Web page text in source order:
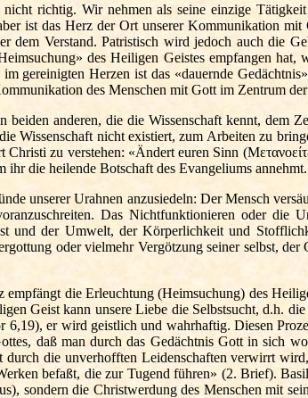
richtig. Wir nehmen als seine einzige
ist das Herz der Ort unserer Kommunikation
Verstand. Patristisch wird jedoch auch die
des Heiligen Geistes empfangen hat,
gereinigten Herzen ist das «dauernde
des Menschen mit Gott im Zentrum
beiden anderen, die die Wissenschaft kennt, dem
Wissenschaft nicht existiert, zum Arbeiten zu
Christi zu verstehen: «Ändert euren Sinn (
ihr die heilende Botschaft des Evangeliums annehmt.
unserer Urahnen anzusiedeln: Der Mensch
Das Nichtfunktionieren oder die
und der Umwelt, der Körperlichkeit und
oder vielmehr Vergötzung seiner selbst, der
die Erleuchtung (Heimsuchung) des
Geist kann unsere Liebe die Selbstsucht, d.h.
er wird geistlich und wahrhaftig. Diesen
daß man durch das Gedächtnis Gott in sich
die unverhofften Leidenschaften verwirrt
befaßt, die zur Tugend führen» (2. Brief).
sondern die Christwerdung des Menschen mit